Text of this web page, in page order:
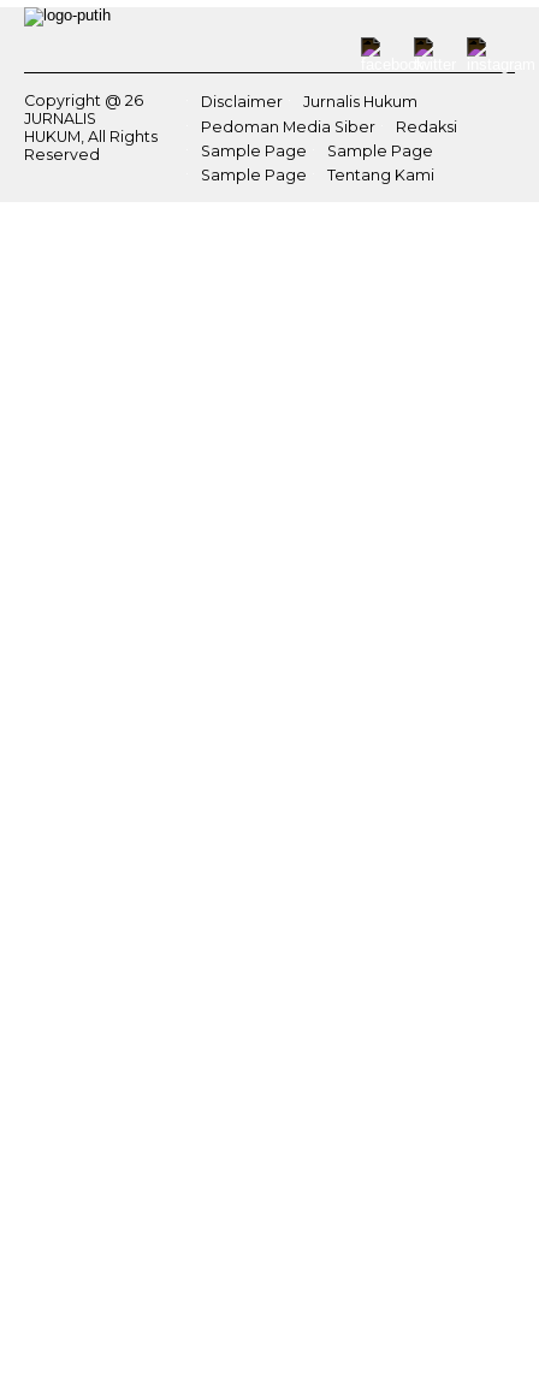
Copyright @ 26
JURNALIS
HUKUM, All Rights
Reserved
Disclaimer
Jurnalis Hukum
Pedoman Media Siber
Redaksi
Sample Page
Sample Page
Sample Page
Tentang Kami